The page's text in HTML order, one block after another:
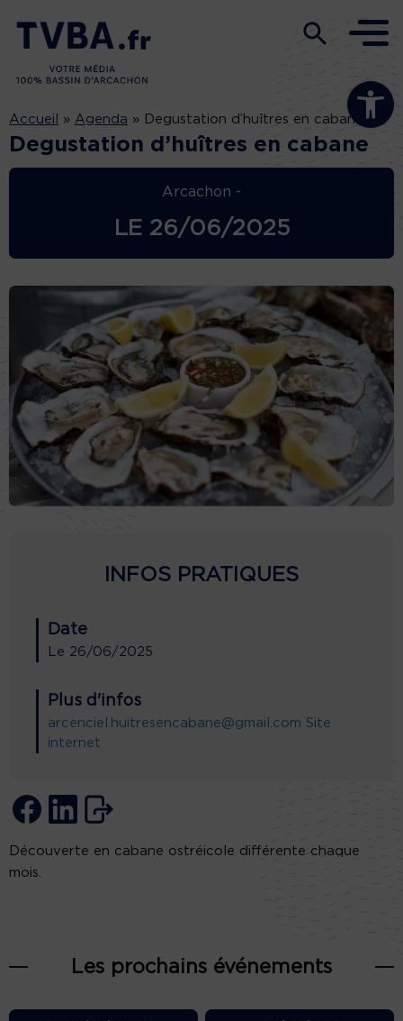
Ouvrir la
Accueil » Agenda » Degustation d’huîtres en cabane
Degustation d’huîtres en cabane
Arcachon -
LE 26/06/2025
INFOS PRATIQUES
Date
Le 26/06/2025
Plus d'infos
arcenciel.huitresencabane@gmail.com Site
internet
Découverte en cabane ostréicole différente chaque
mois.
Les prochains événements